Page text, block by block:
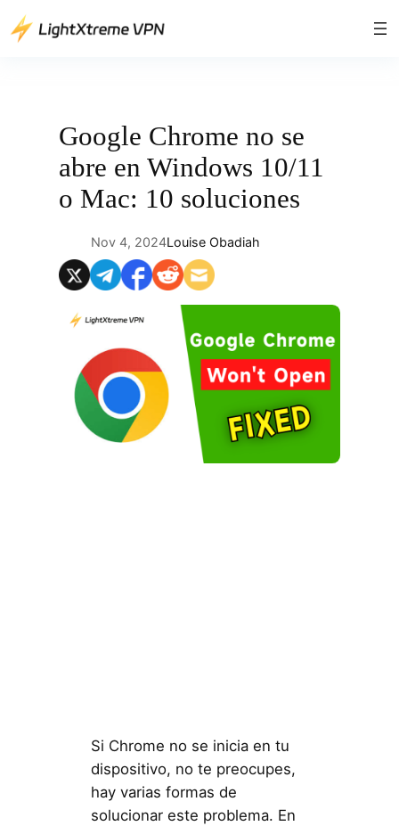
Saltar
Google Chrome no se
abre en Windows 10/11
o Mac: 10 soluciones
Nov 4, 2024Louise Obadiah
Si Chrome no se inicia en tu
dispositivo, no te preocupes,
hay varias formas de
solucionar este problema. En